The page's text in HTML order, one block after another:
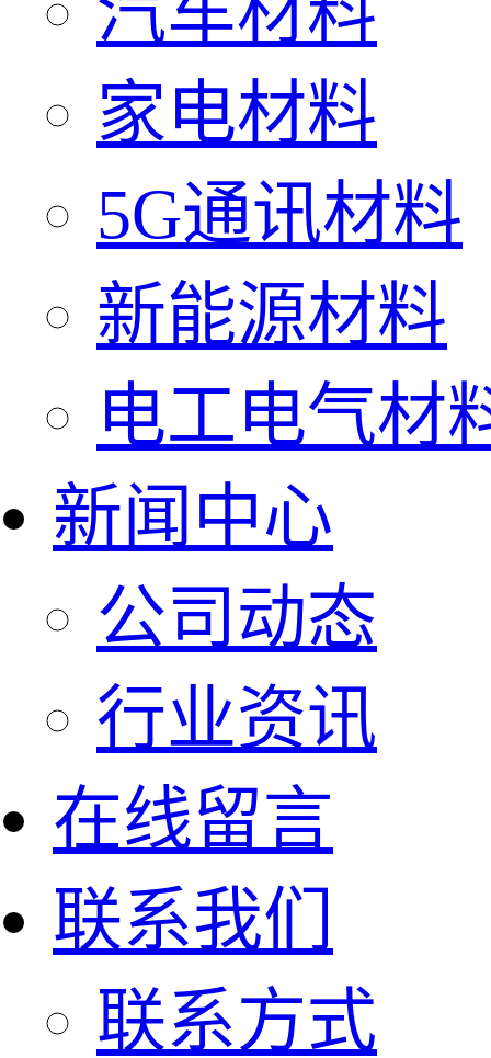
家电材料
5G通讯材料
新能源材料
电工电气材
新闻中心
公司动态
行业资讯
在线留言
联系我们
联系方式